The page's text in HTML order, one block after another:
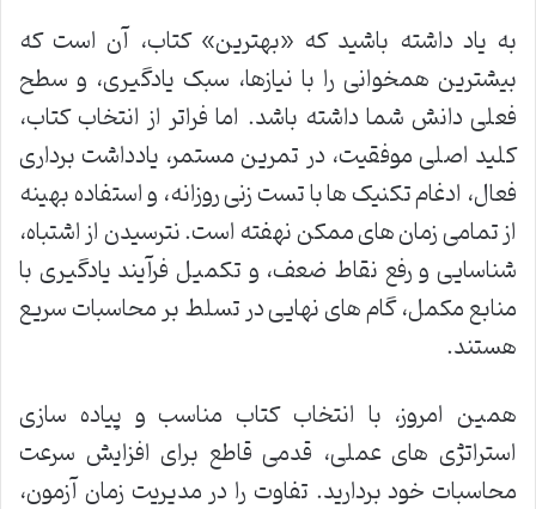
به یاد داشته باشید که «بهترین» کتاب، آن است که
بیشترین همخوانی را با نیازها، سبک یادگیری، و سطح
فعلی دانش شما داشته باشد. اما فراتر از انتخاب کتاب،
کلید اصلی موفقیت، در تمرین مستمر، یادداشت برداری
فعال، ادغام تکنیک ها با تست زنی روزانه، و استفاده بهینه
از تمامی زمان های ممکن نهفته است. نترسیدن از اشتباه،
شناسایی و رفع نقاط ضعف، و تکمیل فرآیند یادگیری با
منابع مکمل، گام های نهایی در تسلط بر محاسبات سریع
هستند.
همین امروز، با انتخاب کتاب مناسب و پیاده سازی
استراتژی های عملی، قدمی قاطع برای افزایش سرعت
محاسبات خود بردارید. تفاوت را در مدیریت زمان آزمون،